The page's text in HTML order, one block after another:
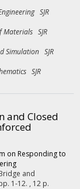
SJR
Materials SJR
Simulation SJR
SJR
and Closed
on Responding to
and
1-12. , 12 p.